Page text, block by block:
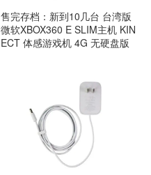
售完存档：新到10几台 台湾版
微软XBOX360 E SLIM主机 KIN
ECT 体感游戏机 4G 无硬盘版